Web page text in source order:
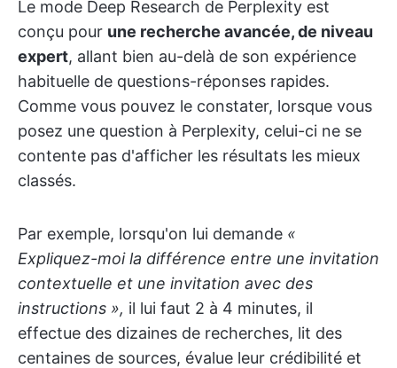
Le mode Deep Research de Perplexity est
conçu pour une recherche avancée, de niveau
expert, allant bien au-delà de son expérience
habituelle de questions-réponses rapides.
Comme vous pouvez le constater, lorsque vous
posez une question à Perplexity, celui-ci ne se
contente pas d'afficher les résultats les mieux
classés.
Par exemple, lorsqu'on lui demande «
Expliquez-moi la différence entre une invitation
contextuelle et une invitation avec des
instructions », il lui faut 2 à 4 minutes, il
effectue des dizaines de recherches, lit des
centaines de sources, évalue leur crédibilité et